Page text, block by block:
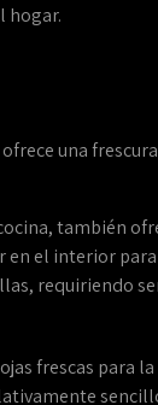
hogar.
una
también
el interior
requiriendo
frescas para